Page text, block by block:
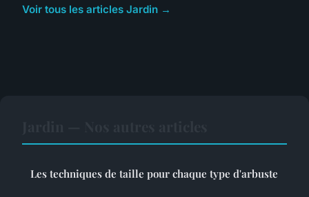
Voir tous les articles Jardin →
Les techniques de taille pour chaque type d'arbuste